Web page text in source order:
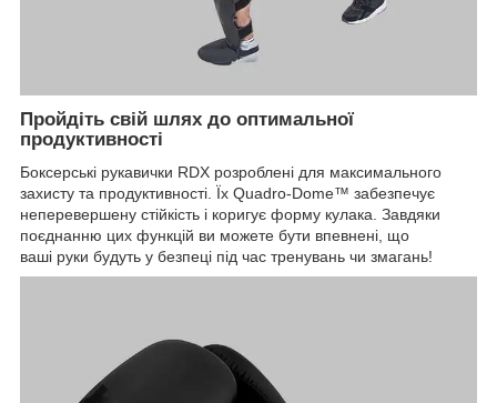
Пройдіть свій шлях до оптимальної
продуктивності
Боксерські рукавички RDX розроблені для максимального
захисту та продуктивності. Їх Quadro-Dome™ забезпечує
неперевершену стійкість і коригує форму кулака. Завдяки
поєднанню цих функцій ви можете бути впевнені, що
ваші руки будуть у безпеці під час тренувань чи змагань!